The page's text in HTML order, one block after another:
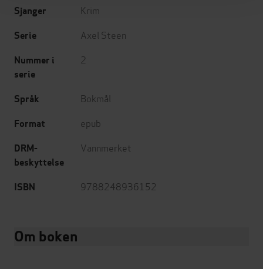
Sjanger Krim
Serie Axel Steen
Nummer i
serie
2
Språk Bokmål
Format epub
DRM-
beskyttelse
Vannmerket
ISBN 9788248936152
Om boken